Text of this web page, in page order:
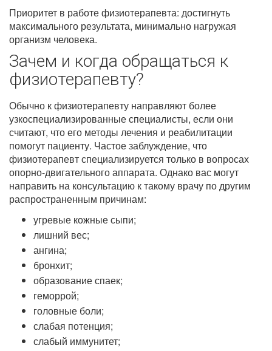
Приоритет в работе физиотерапевта: достигнуть
максимального результата, минимально нагружая
организм человека.
Зачем и когда обращаться к
физиотерапевту?
Обычно к физиотерапевту направляют более
узкоспециализированные специалисты, если они
считают, что его методы лечения и реабилитации
помогут пациенту. Частое заблуждение, что
физиотерапевт специализируется только в вопросах
опорно-двигательного аппарата. Однако вас могут
направить на консультацию к такому врачу по другим
распространенным причинам:
угревые кожные сыпи;
лишний вес;
ангина;
бронхит;
образование спаек;
геморрой;
головные боли;
слабая потенция;
слабый иммунитет;